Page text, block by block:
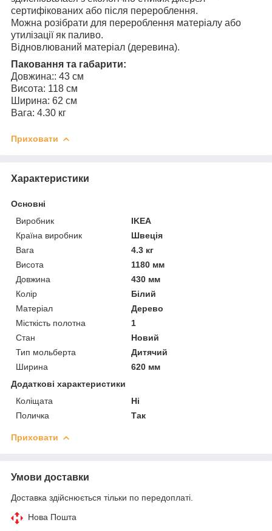
сертифікованих або після перероблення.
Можна розібрати для перероблення матеріалу або
утилізації як паливо.
Відновлюваний матеріал (деревина).
Паковання та габарити:
Довжина:: 43 см
Висота: 118 см
Ширина: 62 см
Вага: 4.30 кг
Приховати
Характеристики
Основні
Виробник
IKEA
Країна виробник
Швеція
Вага
4.3 кг
Висота
1180 мм
Довжина
430 мм
Колір
Білий
Матеріал
Дерево
Місткість полотна
1
Стан
Новий
Тип мольберта
Дитячий
Ширина
620 мм
Додаткові характеристики
Коліщата
Ні
Поличка
Так
Приховати
Умови доставки
Доставка здійснюється тільки по передоплаті.
Нова Пошта